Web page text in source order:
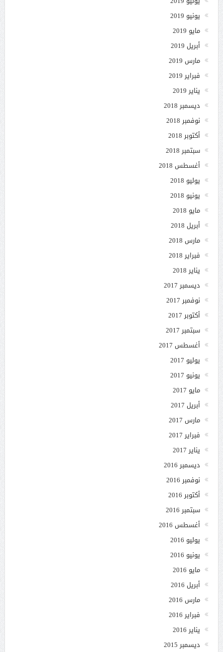
يونيو 2019
مايو 2019
أبريل 2019
مارس 2019
فبراير 2019
يناير 2019
ديسمبر 2018
نوفمبر 2018
أكتوبر 2018
سبتمبر 2018
أغسطس 2018
يوليو 2018
يونيو 2018
مايو 2018
أبريل 2018
مارس 2018
فبراير 2018
يناير 2018
ديسمبر 2017
نوفمبر 2017
أكتوبر 2017
سبتمبر 2017
أغسطس 2017
يوليو 2017
يونيو 2017
مايو 2017
أبريل 2017
مارس 2017
فبراير 2017
يناير 2017
ديسمبر 2016
نوفمبر 2016
أكتوبر 2016
سبتمبر 2016
أغسطس 2016
يوليو 2016
يونيو 2016
مايو 2016
أبريل 2016
مارس 2016
فبراير 2016
يناير 2016
ديسمبر 2015